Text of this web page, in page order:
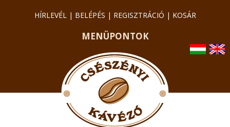
HÍRLEVÉL| BELÉPÉS | REGISZTRÁCIÓ | KOSÁR
MENÜPONTOK